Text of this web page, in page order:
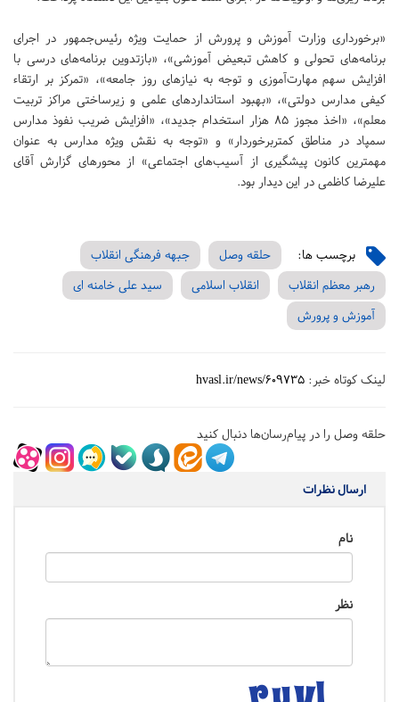
«برخورداری وزارت آموزش و پرورش از حمایت ویژه رئیس‌جمهور در اجرای
برنامه‌های تحولی و کاهش تبعیض آموزشی»، «بازتدوین برنامه‌های درسی با
افزایش سهم مهارت‌آموزی و توجه به نیازهای روز جامعه»، «تمرکز بر ارتقاء
کیفی مدارس دولتی»، «بهبود استانداردهای علمی و زیرساختی مراکز تربیت
معلم»، «اخذ مجوز ۸۵ هزار استخدام جدید»، «افزایش ضریب نفوذ مدارس
سمپاد در مناطق کمتربرخوردار» و «توجه به نقش ویژه مدارس به عنوان
مهمترین کانون پیشگیری از آسیب‌های اجتماعی» از محورهای گزارش آقای
علیرضا کاظمی در این دیدار بود.
برچسب ها: حلقه وصل
جبهه فرهنگی انقلاب
رهبر معظم انقلاب
انقلاب اسلامی
سید علی خامنه ای
آموزش و پرورش
لینک کوتاه خبر: hvasl.ir/news/609735
حلقه وصل را در پیام‌رسان‌ها دنبال کنید
ارسال نظرات
نام
نظر